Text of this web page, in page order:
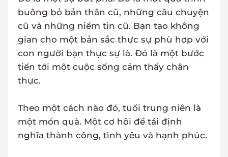
buông bỏ bản thân cũ, những câu chuyện
cũ và những niềm tin cũ. Bạn tạo không
gian cho một bản sắc thực sự phù hợp với
con người bạn thực sự là. Đó là một bước
tiến tới một cuộc sống cảm thấy chân
thực.
Theo một cách nào đó, tuổi trung niên là
một món quà. Một cơ hội để tái định
nghĩa thành công, tình yêu và hạnh phúc.